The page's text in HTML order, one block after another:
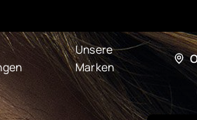
Unsere
Marken